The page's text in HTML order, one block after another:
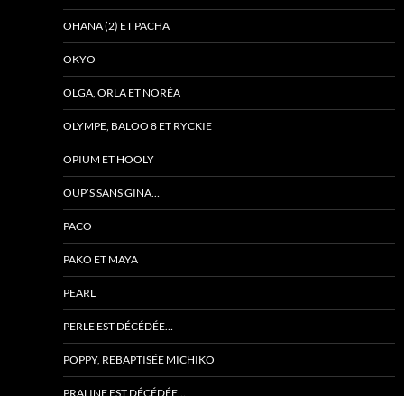
OHANA (2) ET PACHA
OKYO
OLGA, ORLA ET NORÉA
OLYMPE, BALOO 8 ET RYCKIE
OPIUM ET HOOLY
OUP’S SANS GINA…
PACO
PAKO ET MAYA
PEARL
PERLE EST DÉCÉDÉE…
POPPY, REBAPTISÉE MICHIKO
PRALINE EST DÉCÉDÉE…